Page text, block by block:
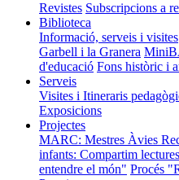
Revistes Subscripcions a
Biblioteca
Informació, serveis i visites
Garbell i la Granera
d'educació Fons històric i
Serveis
Visites i Itineraris
Exposicions
Projectes
MARC: Mestres Àvies
infants: Compartim lectures
entendre el món" Procés